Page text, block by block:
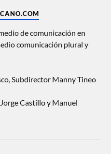
de comunicación en
comunicación plural y
Subdirector Manny Tineo
Castillo y Manuel